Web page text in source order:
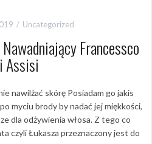
Uncategorized
Francessco
Assisi
nawilżać skórę Posiadam go jakis
myciu brody by nadać jej miękkości,
dla odżywienia włosa. Z tego co
czyli Łukasza przeznaczony jest do